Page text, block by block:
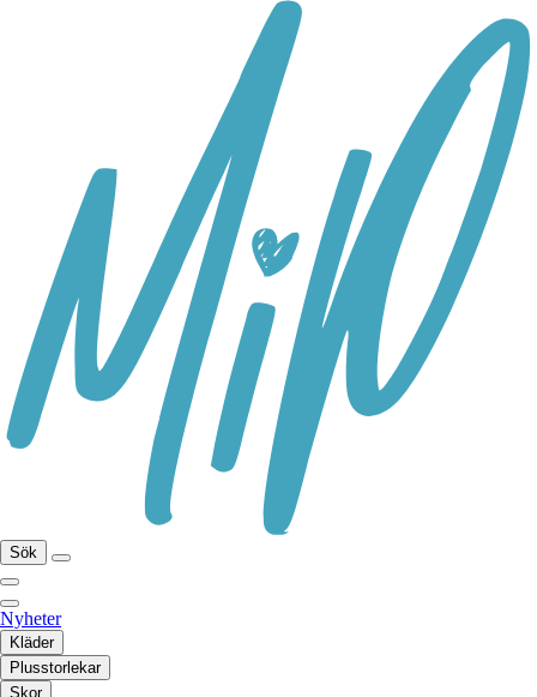
Sök
Nyheter
Kläder
Plusstorlekar
Skor